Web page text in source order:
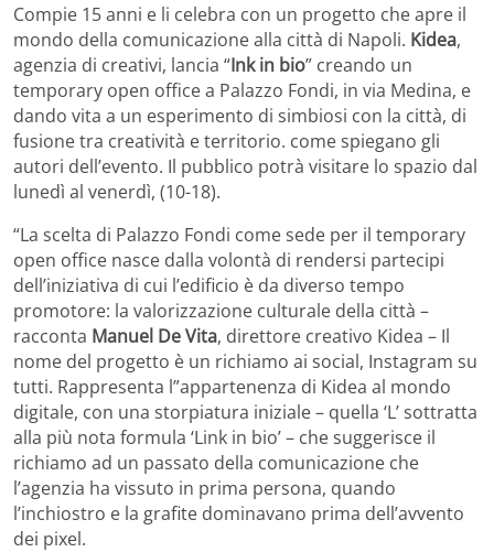
Compie 15 anni e li celebra con un progetto che apre il
mondo della comunicazione alla città di Napoli. Kidea,
agenzia di creativi, lancia “Ink in bio” creando un
temporary open office a Palazzo Fondi, in via Medina, e
dando vita a un esperimento di simbiosi con la città, di
fusione tra creatività e territorio. come spiegano gli
autori dell’evento. Il pubblico potrà visitare lo spazio dal
lunedì al venerdì, (10-18).
“La scelta di Palazzo Fondi come sede per il temporary
open office nasce dalla volontà di rendersi partecipi
dell’iniziativa di cui l’edificio è da diverso tempo
promotore: la valorizzazione culturale della città –
racconta Manuel De Vita, direttore creativo Kidea – Il
nome del progetto è un richiamo ai social, Instagram su
tutti. Rappresenta l”appartenenza di Kidea al mondo
digitale, con una storpiatura iniziale – quella ‘L’ sottratta
alla più nota formula ‘Link in bio’ – che suggerisce il
richiamo ad un passato della comunicazione che
l’agenzia ha vissuto in prima persona, quando
l’inchiostro e la grafite dominavano prima dell’avvento
dei pixel.